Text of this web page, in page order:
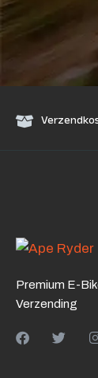
Premium E-
Verzending